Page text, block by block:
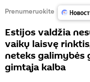
Prenumeruokite
Estijos valdžia
vaikų laisvę
neteks galimybės
gimtąja kalba